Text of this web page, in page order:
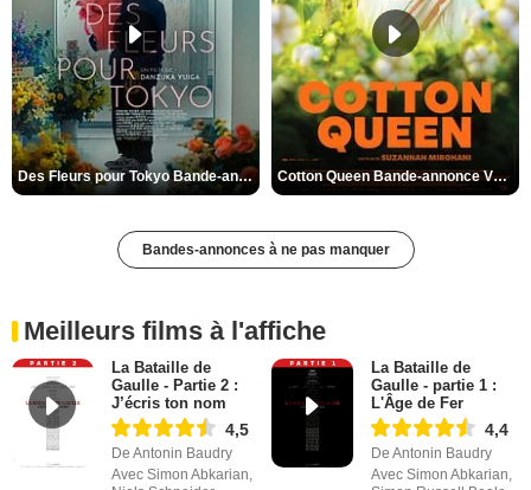
Des Fleurs pour Tokyo Bande-annonce VO STFR Cotton Queen Bande-annonce VO STFR
Bandes-annonces à ne pas manquer
Meilleurs films à l'affiche
La Bataille de
Gaulle - Partie 2 :
J’écris ton nom
4,5
De Antonin Baudry
Avec Simon Abkarian,
La Bataille de
Gaulle - partie 1 :
L'Âge de Fer
4,4
De Antonin Baudry
Avec Simon Abkarian,